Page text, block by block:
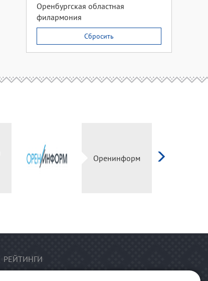
Оренбургская областная
филармония
Сбросить
Оренинформ
РЕЙТИНГИ